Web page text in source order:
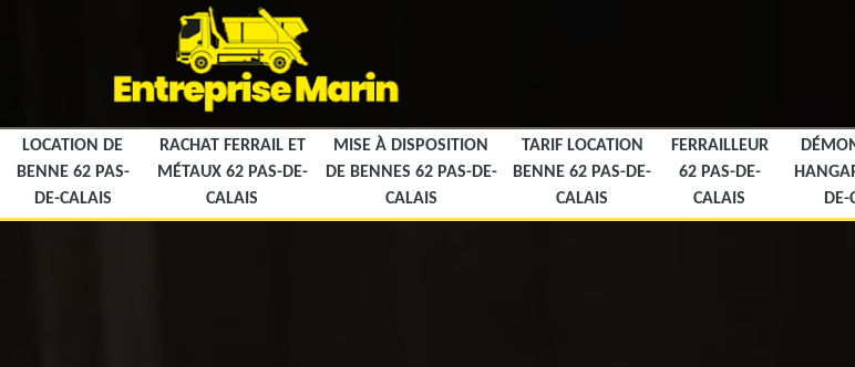
LOCATION DE
BENNE 62 PAS-
DE-CALAIS
RACHAT FERRAIL ET
MÉTAUX 62 PAS-DE-
CALAIS
MISE À DISPOSITION
DE BENNES 62 PAS-DE-
CALAIS
TARIF LOCATION
BENNE 62 PAS-DE-
CALAIS
FERRAILLEUR
62 PAS-DE-
CALAIS
DE-